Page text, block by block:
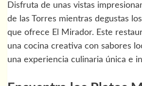
Disfruta de unas vistas
de las Torres mientras degustas
que ofrece El Mirador. Este
una cocina creativa con sabores
una experiencia culinaria única e